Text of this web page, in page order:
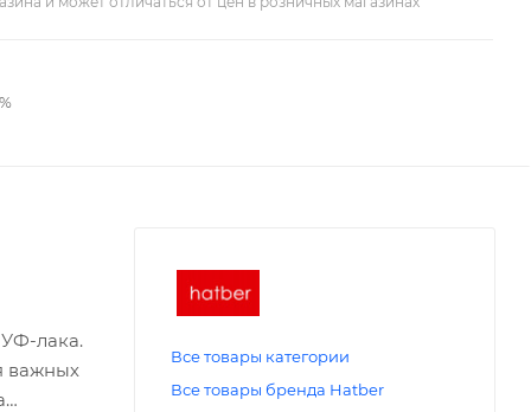
лака.
важных
Все товары категории
Все товары бренда Hatber